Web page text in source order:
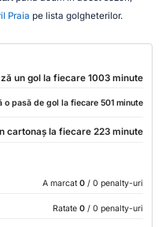
Praia pe lista golgheterilor.
un gol la fiecare 1003 minute
o pasă de gol la fiecare 501 minute
cartonaș la fiecare 223 minute
A marcat 0 / 0 penalty-uri
Ratate 0 / 0 penalty-uri